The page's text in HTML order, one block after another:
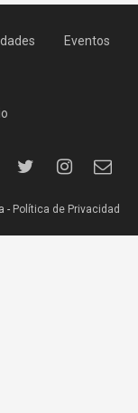
Eventos
- Política de Privacidad